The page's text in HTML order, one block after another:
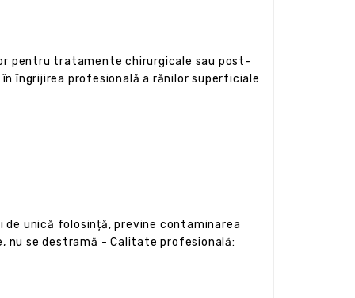
pentru tratamente chirurgicale sau post-
îngrijirea profesională a rănilor superficiale
de unică folosință, previne contaminarea
nu se destramă - Calitate profesională: